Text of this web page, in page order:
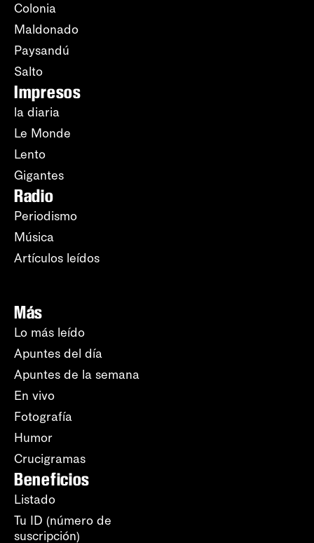
Colonia
Maldonado
Paysandú
Salto
Impresos
la diaria
Le Monde
Lento
Gigantes
Radio
Periodismo
Música
Artículos leídos
Más
Lo más leído
Apuntes del día
Apuntes de la semana
En vivo
Fotografía
Humor
Crucigramas
Beneficios
Listado
Tu ID (número de
suscripción)